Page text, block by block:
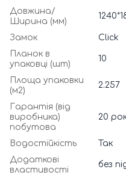
Довжина/
Ширина (мм)
Замок
Click
Планок в
упаковці (шт)
10
Площа упаковки
(м2)
2.257
Гарантія (від
виробника)
побутова
20
Водостійкість
Так
Додаткові
властивості
без